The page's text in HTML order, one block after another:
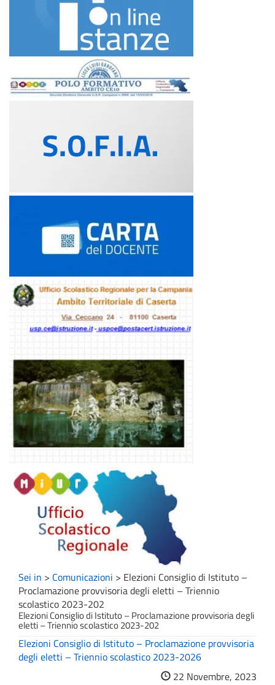
Sei in > Comunicazioni > Elezioni Consiglio di Istituto –
Proclamazione provvisoria degli eletti – Triennio
scolastico 2023-202
Elezioni Consiglio di Istituto – Proclamazione provvisoria degli
eletti – Triennio scolastico 2023-202
Elezioni Consiglio di Istituto – Proclamazione provvisoria
degli eletti – Triennio scolastico 2023-2026
22 Novembre, 2023